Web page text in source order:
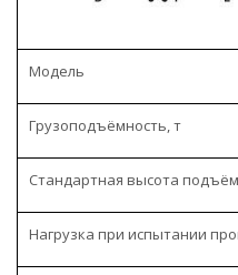
Модель
Грузоподъёмность, т
Стандартная высота
Нагрузка при испытании